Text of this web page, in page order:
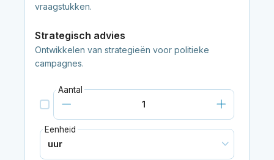
vraagstukken.
Strategisch advies
Ontwikkelen van strategieën voor politieke
campagnes.
Aantal
Eenheid